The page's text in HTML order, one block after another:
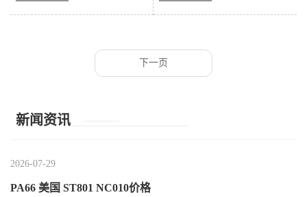
下一页
新闻资讯
2026-07-29
PA66 美国 ST801 NC010价格